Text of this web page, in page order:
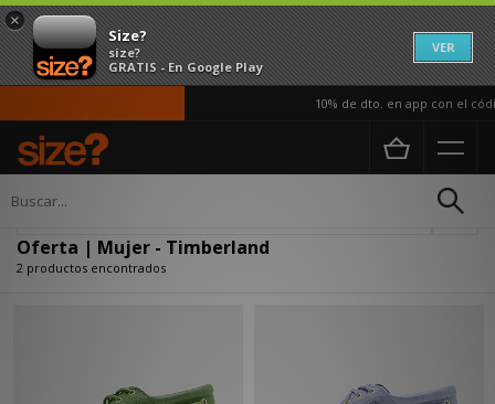
×
Size?
size?
GRATIS - En Google Play
VER
10% de dto. en app con el
Página principal
Oferta | Mujer - Timberland
2 productos encontrados